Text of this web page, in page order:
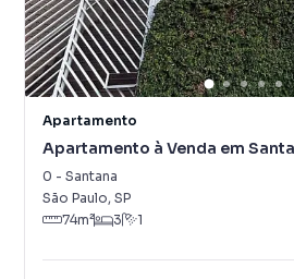
Apartamento
Apartamento à Venda em
0 - Santana
São Paulo, SP
74m² 3 1